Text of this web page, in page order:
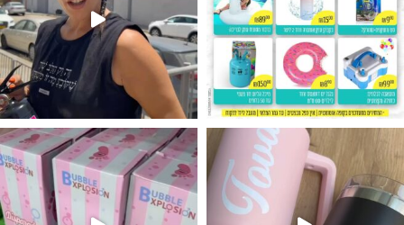
מטף לגילוי מין העובר חזר למלא